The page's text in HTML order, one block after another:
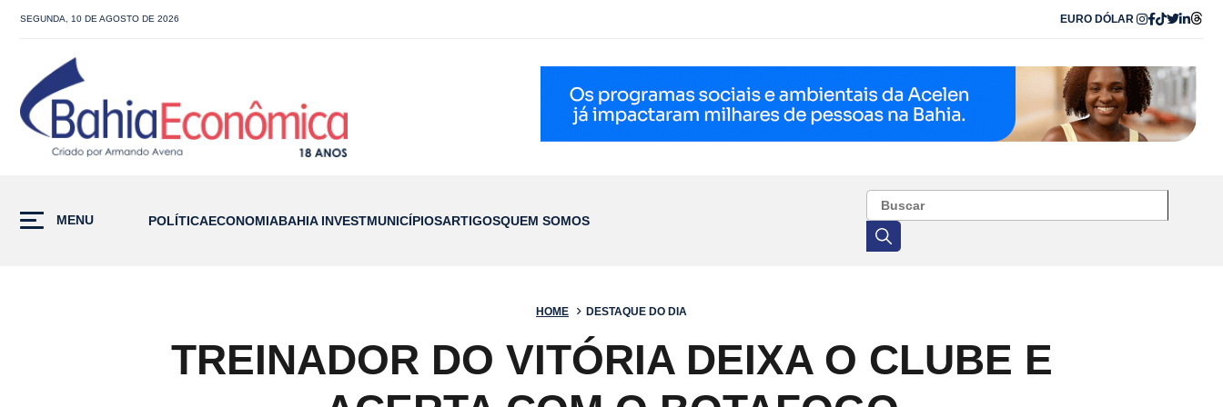
SEGUNDA, 10 DE AGOSTO DE 2026 EURO DÓLAR
MENU POLÍTICAECONOMIABAHIA INVESTMUNICÍPIOSARTIGOSQUEM SOMOS
HOME DESTAQUE DO DIA
TREINADOR DO VITÓRIA DEIXA O CLUBE E